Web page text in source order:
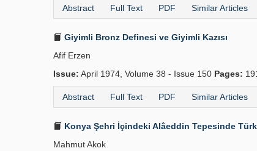
Abstract Full Text PDF Similar Articles
Giyimli Bronz Definesi ve Giyimli Kazısı
Afif Erzen
Issue: April 1974, Volume 38 - Issue 150 Pages:
Abstract Full Text PDF Similar Articles
Konya Şehri İçindeki Alâeddin Tepesinde Türk
Mahmut Akok